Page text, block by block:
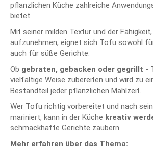
pflanzlichen Küche zahlreiche
bietet.
Mit seiner milden Textur und der
aufzunehmen, eignet sich Tofu sowohl
auch für süße Gerichte.
Ob gebraten, gebacken oder gegrillt -
vielfältige Weise zubereiten und wird zu
Bestandteil jeder pflanzlichen Mahlzeit.
Wer Tofu richtig vorbereitet und nach
mariniert, kann in der Küche kreativ
schmackhafte Gerichte zaubern.
Mehr erfahren über das Thema: